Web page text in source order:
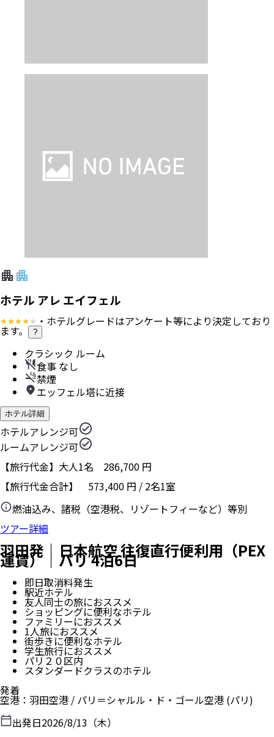
ホテル アレ エイフェル
・ホテルグレードはアンケート等により決定しており
ます。 ?
クラシック ルーム
食事 なし
禁煙
エッフェル塔に近接
ホテル詳細
ホテルアレンジ可
ルームアレンジ可
【旅行代金】大人1名 286,700 円
【旅行代金合計】 573,400 円 / 2名1室
燃油込み、諸税（空港税、リゾートフィーなど）等別
ツアー詳細
羽田発｜日本航空 往復直行便利用（PEX
運賃）｜パリ 4泊6日
即日取消料発生
駅近ホテル
友人同士の旅におススメ
ショッピングに便利なホテル
ファミリーにおススメ
1人旅におススメ
街歩きに便利なホテル
学生旅行におススメ
パリ２０区内
スタンダードクラスのホテル
発着
空港 ： 羽田空港 / パリ＝シャルル・ド・ゴール空港 (パリ)
出発日2026/8/13（木）